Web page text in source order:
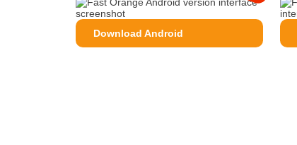
Download Android